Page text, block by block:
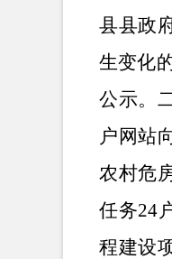
县县政
生变化
公示。
户网站
农村危
任务24
程建设